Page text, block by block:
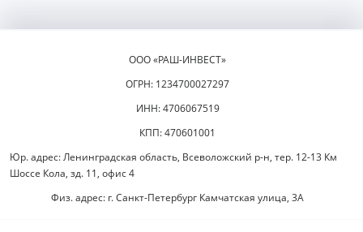
ООО «РАШ-ИНВЕСТ»
ОГРН: 1234700027297
ИНН: 4706067519
КПП: 470601001
Юр. адрес: Ленинградская область, Всеволожский р-н, тер. 12-13 Км
Шоссе Кола, зд. 11, офис 4
Физ. адрес: г. Санкт-Петербург Камчатская улица, 3А